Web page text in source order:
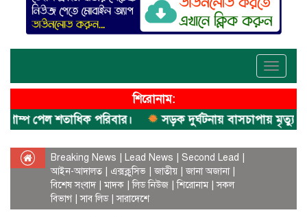
Toggle
শিরোনাম:
পেল শতাধিক পরিবার।
সড়ক দুর্ঘটনায় বাসচাপায় মৃত্যুর
Breaking News Lead News Second Lead
আইন-আদালত
এক্সক্লুসিভ |জাতীয় |জানা অজানা|
বিশেষ সংবাদ|মাদক |লিড নিউজ |শিরোনাম|সকল
বিভাগ|সাব লিড|সারাদেশে